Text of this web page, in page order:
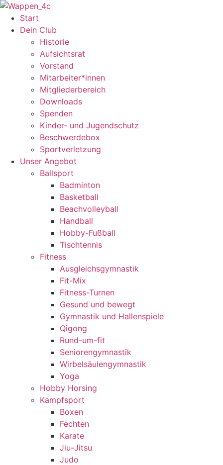
Zum
Inhalt
springen
Start
Dein Club
Historie
Aufsichtsrat
Vorstand
Mitarbeiter*innen
Mitgliederbereich
Downloads
Spenden
Kinder- und Jugendschutz
Beschwerdebox
Sportverletzung
Unser Angebot
Ballsport
Badminton
Basketball
Beachvolleyball
Handball
Hobby-Fußball
Tischtennis
Fitness
Ausgleichsgymnastik
Fit-Mix
Fitness-Turnen
Gesund und bewegt
Gymnastik und Hallenspiele
Qigong
Rund-um-fit
Seniorengymnastik
Wirbelsäulengymnastik
Yoga
Hobby Horsing
Kampfsport
Boxen
Fechten
Karate
Jiu-Jitsu
Judo